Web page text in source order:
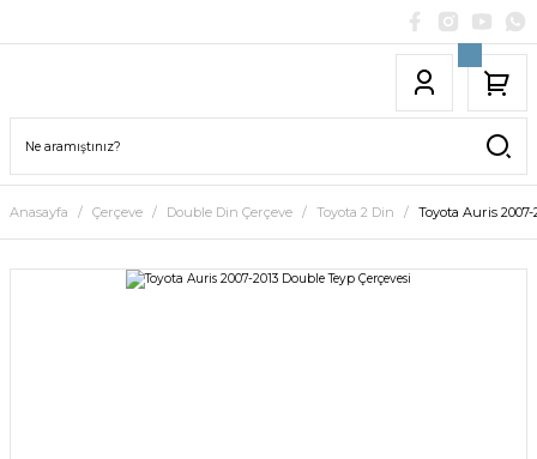
Anasayfa Çerçeve Double Din Çerçeve Toyota 2 Din Toyota Auris